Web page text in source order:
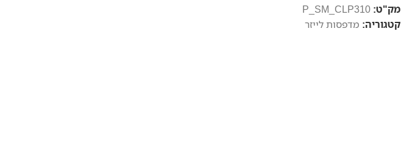
מק"ט: P_SM_CLP310
קטגוריה: מדפסות לייזר